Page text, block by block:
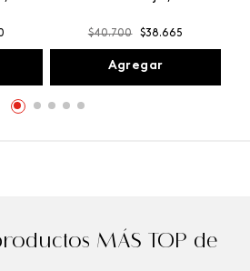
$40.700 $38.665
Agregar
MÁS TOP de